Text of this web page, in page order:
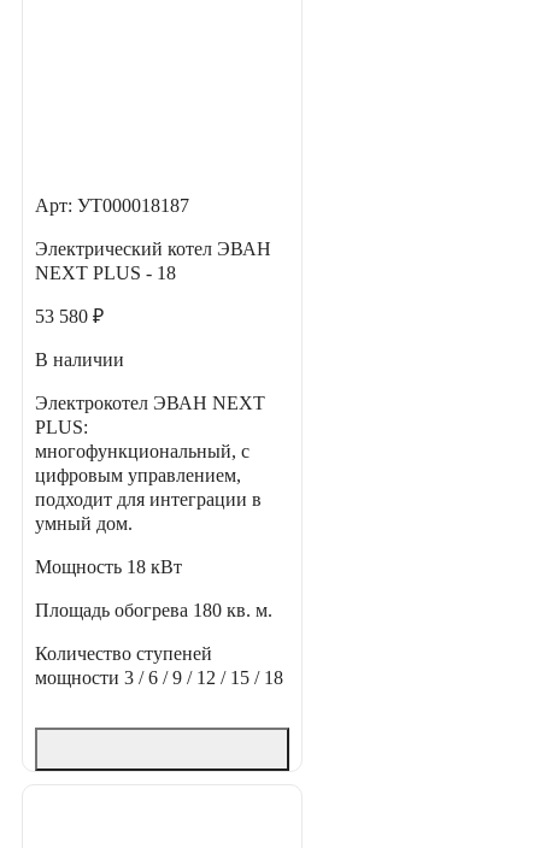
Арт: УТ000018187
Электрический котел ЭВАН
NEXT PLUS - 18
53 580 ₽
В наличии
Электрокотел ЭВАН NEXT
PLUS:
многофункциональный, с
цифровым управлением,
подходит для интеграции в
умный дом.
Мощность 18 кВт
Площадь обогрева 180 кв. м.
Количество ступеней
мощности 3 / 6 / 9 / 12 / 15 / 18